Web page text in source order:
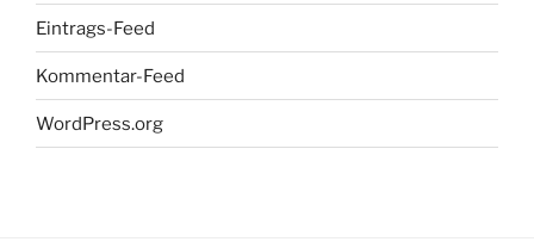
Eintrags-Feed
Kommentar-Feed
WordPress.org